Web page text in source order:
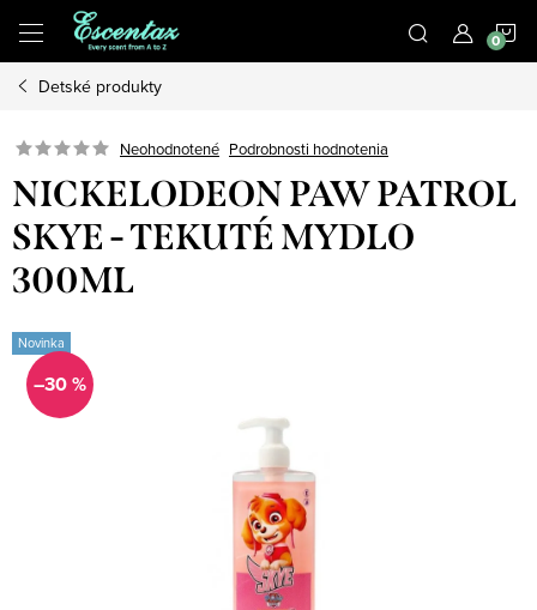
obsah
Detské produkty
Neohodnotené Podrobnosti hodnotenia
NICKELODEON PAW PATROL
SKYE - TEKUTÉ MYDLO
300ML
Novinka
–30 %